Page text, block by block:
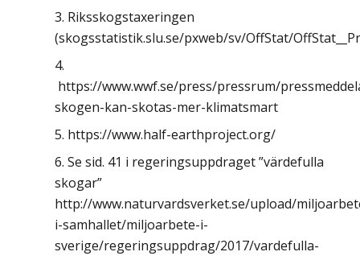
Riksskogstaxeringen
(skogsstatistik.slu.se/pxweb/sv/OffStat/
https://www.wwf.se/press/pressrum/
skogen-kan-skotas-mer-klimatsmart
https://www.half-earthproject.org/
Se sid. 41 i regeringsuppdraget ”värdefulla
skogar”
http://www.naturvardsverket.se/upload/
i-samhallet/miljoarbete-i-
sverige/regeringsuppdrag/2017/vardefulla-